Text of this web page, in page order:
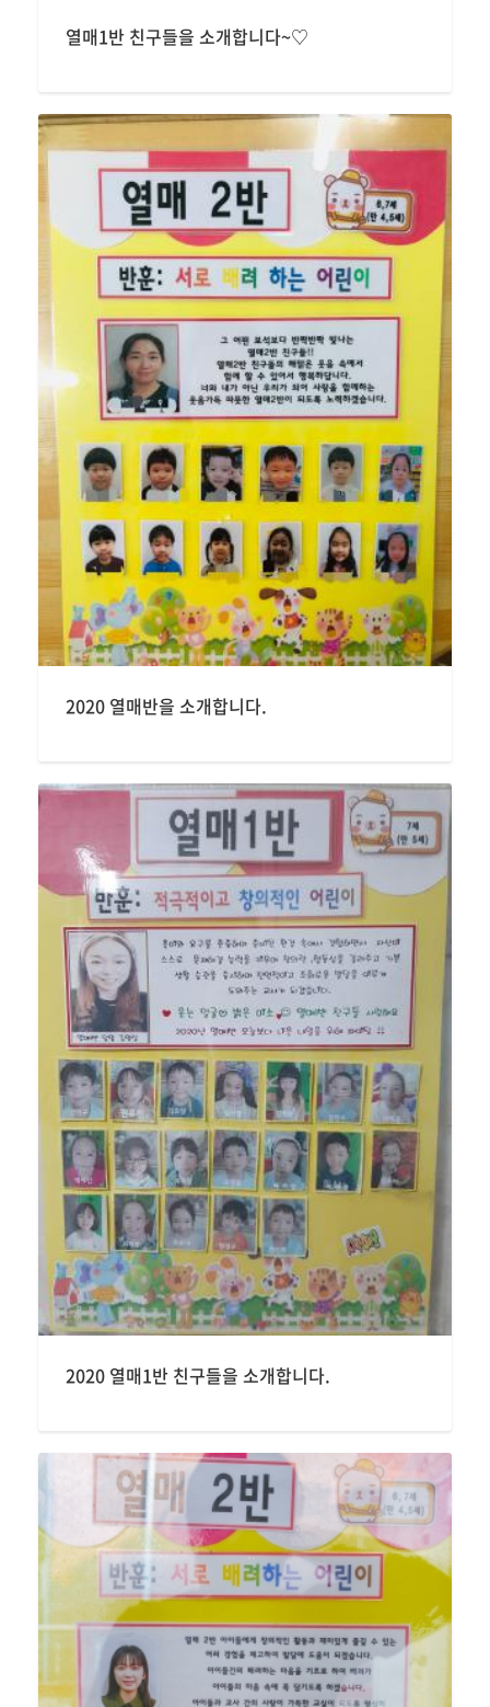
열매1반 친구들을 소개합니다~♡
2020 열매반을 소개합니다.
2020 열매1반 친구들을 소개합니다.